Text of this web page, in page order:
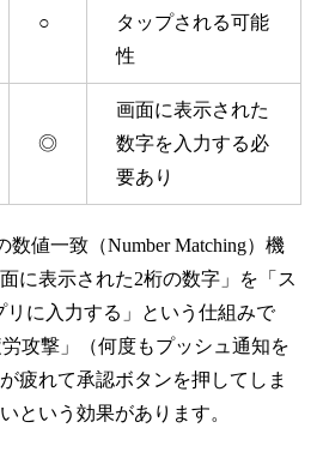
○
タップされる可能
性
◎
画面に表示された
数字を入力する必
要あり
数値一致（Number Matching）機
に表示された2桁の数字」を「ス
リに入力する」という仕組みで
攻撃」（何度もプッシュ通知を
疲れて承認ボタンを押してしま
という効果があります。